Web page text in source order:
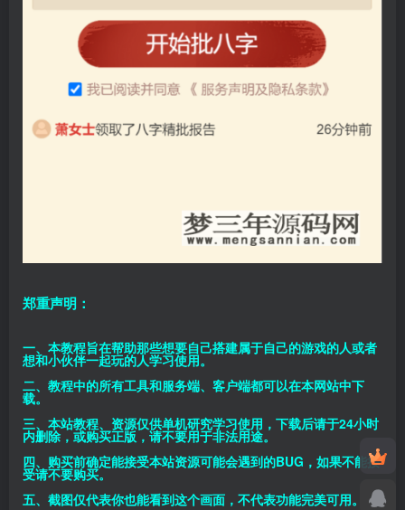
郑重声明：
一、本教程旨在帮助那些想要自己搭建属于自己的游戏的人或者
想和小伙伴一起玩的人学习使用。
二、教程中的所有工具和服务端、客户端都可以在本网站中下
载。
三、本站教程、资源仅供单机研究学习使用，下载后请于24小时
内删除，或购买正版，请不要用于非法用途。
四、购买前确定能接受本站资源可能会遇到的BUG，如果不能接
受请不要购买。
五、截图仅代表你也能看到这个画面，不代表功能完美可用。